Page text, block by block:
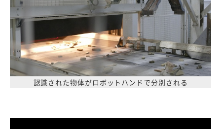
認識された物体がロボットハンドで分別される